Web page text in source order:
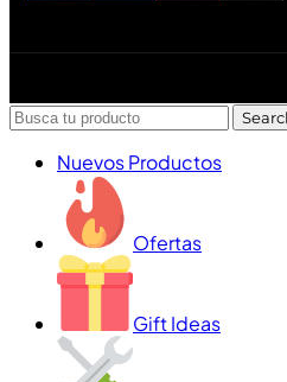
Nuevos Productos
Ofertas
Gift Ideas